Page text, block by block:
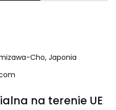
Cho, Japonia
na terenie UE